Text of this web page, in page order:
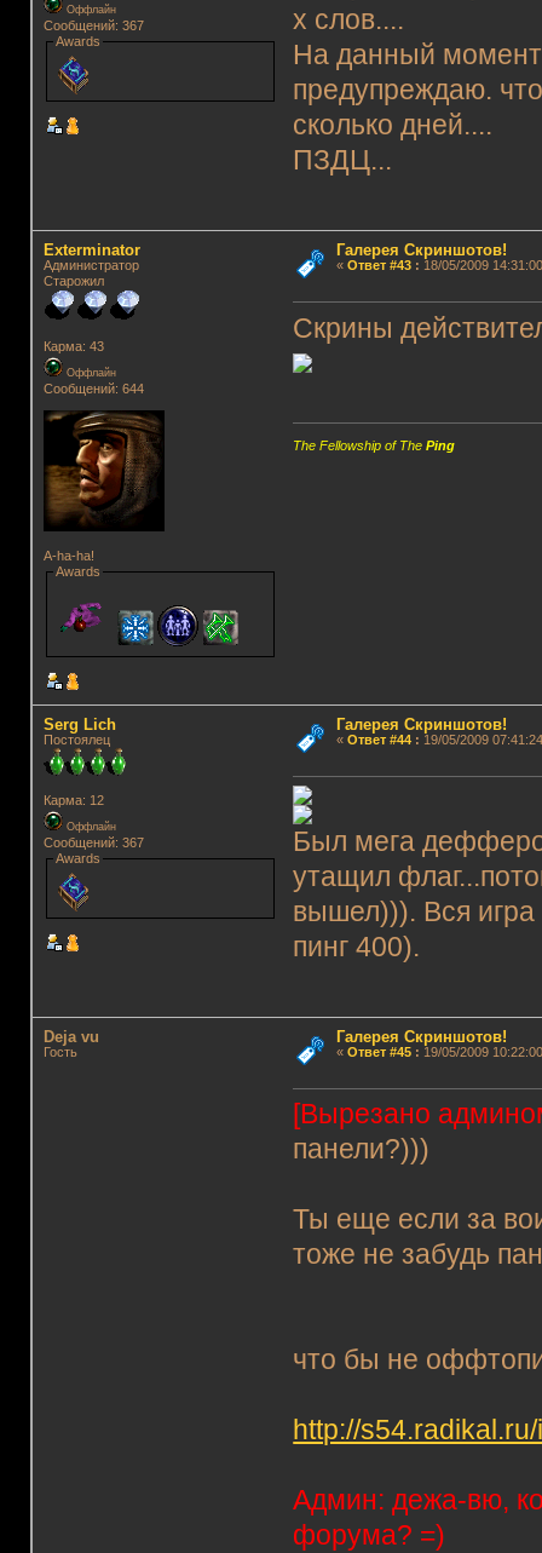
Оффлайн
Сообщений: 367
Awards
х слов....
На данный
предупреждаю.
сколько дней....
ПЗДЦ...
Exterminator
Администратор
Старожил
Карма: 43
Оффлайн
Сообщений: 644
A-ha-ha!
Awards
Галерея Скриншотов!
« Ответ #43: 18/05/2009
Скрины
The Fellowship of ThePing
Serg Lich
Постоялец
Карма: 12
Оффлайн
Сообщений: 367
Awards
Галерея Скриншотов!
« Ответ #44: 19/05/2009
Был мега
утащил
вышел))). Вся
пинг 400).
Deja vu
Гость
Галерея Скриншотов!
« Ответ #45: 19/05/2009
[Вырезано
панели?)))
Ты еще если за
тоже не забудь
что бы не
http://
Админ: дежа-вю,
форума? =)